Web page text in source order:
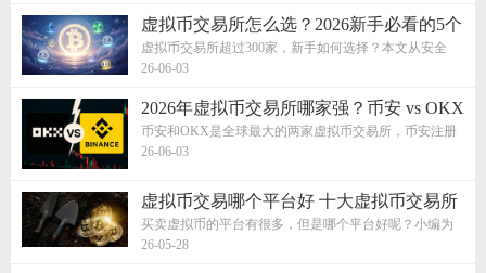
虚拟币交易所怎么选？2026新手必看的5个
核心指标
虚拟币交易所超过300家，新手如何选择？本文从安全
性、币种数量、手续费、客服体验、理...
26-06-03
2026年虚拟币交易所哪家强？币安 vs OKX
深度对比
币安和OKX是全球最大的两家虚拟币交易所，币安注册
用户超3亿居首，OKX以中文服务著称。...
26-06-03
虚拟币交易哪个平台好 十大虚拟币交易所
平台排行榜
买卖虚拟币的平台有很多，但是哪个平台好呢？小编为
大家带来了十大虚拟币交易所的排行...
26-05-28